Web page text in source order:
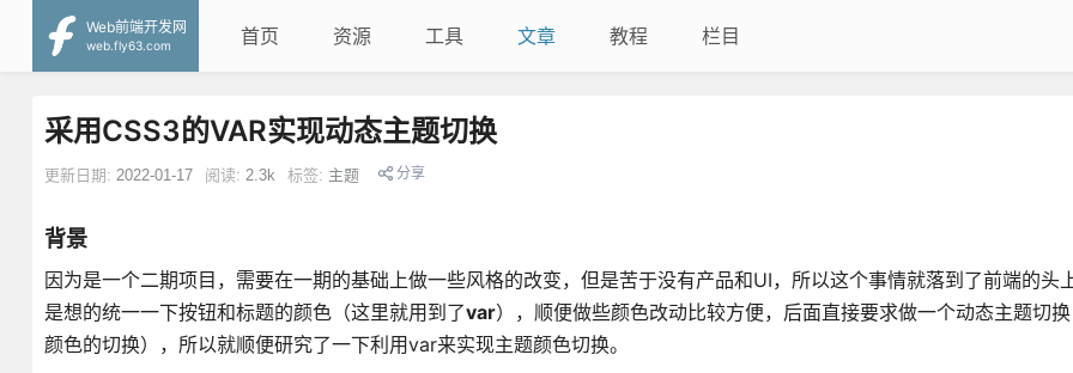
Web前端开发网
web.fly63.com
首页 资源 工具 文章 教程 栏目
采用CSS3的VAR实现动态主题切换
更新日期: 2022-01-17 阅读: 2.3k 标签: 主题 分享
背景
因为是一个二期项目，需要在一期的基础上做一些风格的改变，但是苦于没有产品和UI，所以这个事情就落到了前端的头
是想的统一一下按钮和标题的颜色（这里就用到了var），顺便做些颜色改动比较方便，后面直接要求做一个动态主题切
颜色的切换），所以就顺便研究了一下利用var来实现主题颜色切换。